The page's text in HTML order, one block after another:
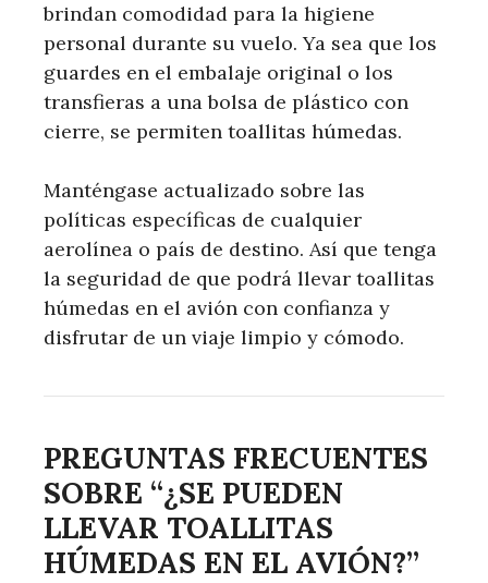
brindan comodidad para la higiene
personal durante su vuelo. Ya sea que los
guardes en el embalaje original o los
transfieras a una bolsa de plástico con
cierre, se permiten toallitas húmedas.
Manténgase actualizado sobre las
políticas específicas de cualquier
aerolínea o país de destino. Así que tenga
la seguridad de que podrá llevar toallitas
húmedas en el avión con confianza y
disfrutar de un viaje limpio y cómodo.
PREGUNTAS FRECUENTES
SOBRE “¿SE PUEDEN
LLEVAR TOALLITAS
HÚMEDAS EN EL AVIÓN?”